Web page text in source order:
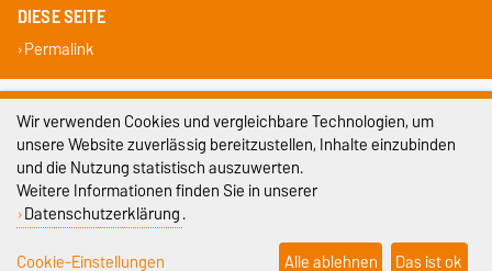
DIESE SEITE
Permalink
Impressum
Datenschutz
Barrierefreiheit
Cookie-Einstellungen
Wir verwenden Cookies und vergleichbare Technologien, um
unsere Website zuverlässig bereitzustellen, Inhalte einzubinden
und die Nutzung statistisch auszuwerten.
Weitere Informationen finden Sie in unserer
Datenschutzerklärung.
Cookie-Einstellungen
Alle ablehnen Das ist ok